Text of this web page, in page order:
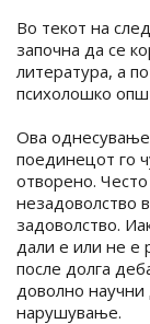
Во текот на
започна да се
литература, а
психолошко
Ова однесување
поединецот го
отворено.
незадоволство
задоволство.
дали е или не е
после долга
доволно научни
нарушување.